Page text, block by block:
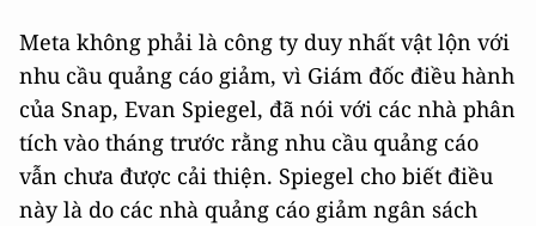
Meta không phải là công ty duy nhất vật lộn với
nhu cầu quảng cáo giảm, vì Giám đốc điều hành
của Snap, Evan Spiegel, đã nói với các nhà phân
tích vào tháng trước rằng nhu cầu quảng cáo
vẫn chưa được cải thiện. Spiegel cho biết điều
này là do các nhà quảng cáo giảm ngân sách